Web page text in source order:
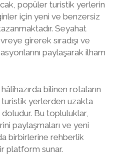
popüler turistik yerlerin
için yeni ve benzersiz
Seyahat
girerek sıradışı ve
paylaşarak ilham
bilinen rotaların
turistik yerlerden uzakta
Bu topluluklar,
paylaşmaları ve yeni
birbirlerine rehberlik
platform sunar.